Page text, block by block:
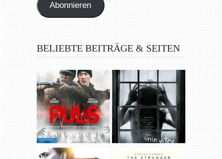
Abonnieren
BELIEBTE BEITRÄGE & SEITEN